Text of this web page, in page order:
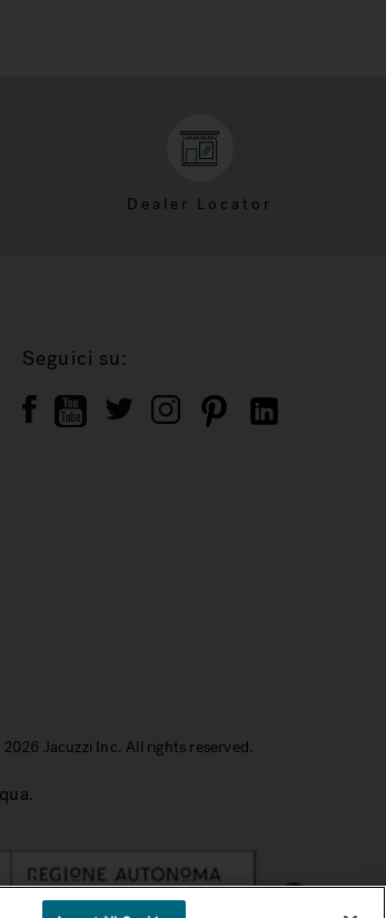
Dealer Locator
Seguici su:
Jacuzzi Inc. All rights reserved.